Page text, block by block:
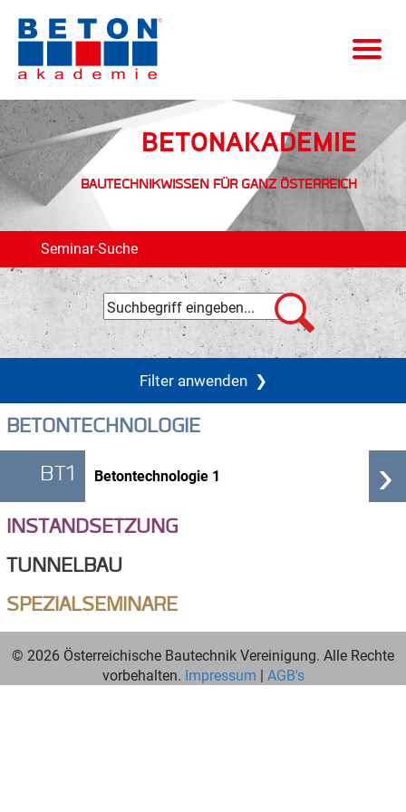
Seminar-Suche
Filter anwenden❯
BETONAKADEMIE
BAUTECHNIKWISSEN FÜR GANZ ÖSTERREICH
BETONTECHNOLOGIE
BT1 Betontechnologie 1 ›
INSTANDSETZUNG
TUNNELBAU
SPEZIALSEMINARE
© 2026 Österreichische Bautechnik Vereinigung. Alle Rechte
vorbehalten. Impressum | AGB's